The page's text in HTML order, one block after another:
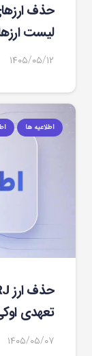
لیست
۱۴۰۵/۰۵/۱۲
اطلاعیه ها
تعهدی
۱۴۰۵/۰۵/۰۷